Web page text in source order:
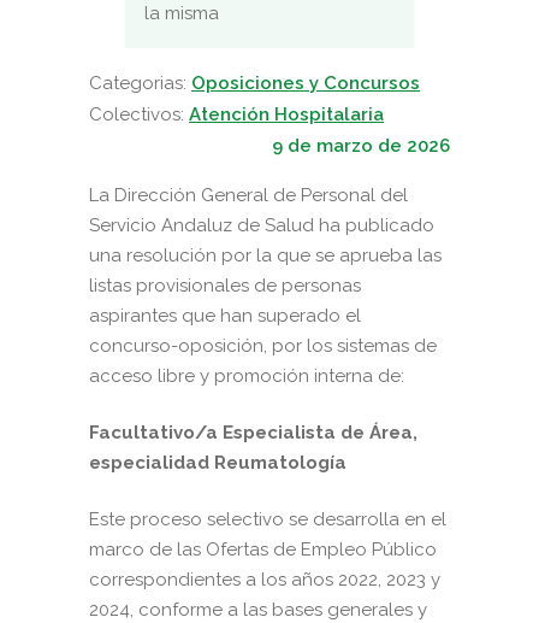
la misma
Categorias: Oposiciones y Concursos
Colectivos: Atención Hospitalaria
9 de marzo de 2026
La Dirección General de Personal del
Servicio Andaluz de Salud ha publicado
una resolución por la que se aprueba las
listas provisionales de personas
aspirantes que han superado el
concurso-oposición, por los sistemas de
acceso libre y promoción interna de:
Facultativo/a Especialista de Área,
especialidad Reumatología
Este proceso selectivo se desarrolla en el
marco de las Ofertas de Empleo Público
correspondientes a los años 2022, 2023 y
2024, conforme a las bases generales y